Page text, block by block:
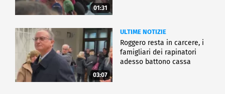
01:31
03:07
ULTIME NOTIZIE
Roggero resta in carcere, i
famigliari dei rapinatori
adesso battono cassa